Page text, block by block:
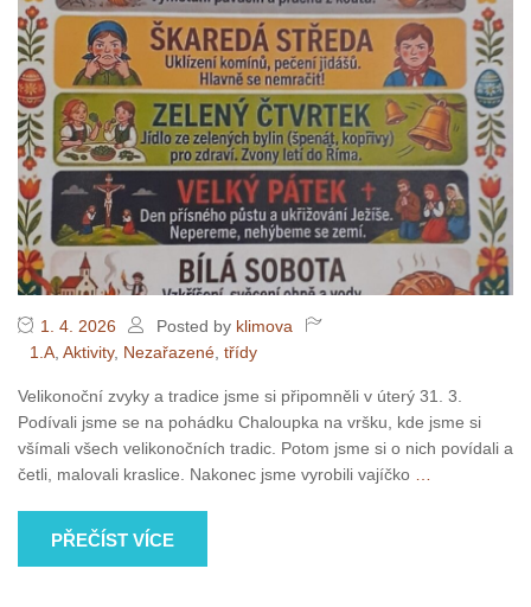
1. 4. 2026 Posted by klimova
1.A Aktivity, Nezařazené třídy
Velikonoční zvyky a tradice jsme si připomněli v úterý 31. 3.
Podívali jsme se na pohádku Chaloupka na vršku, kde jsme si
všímali všech velikonočních tradic. Potom jsme si o nich povídali a
četli, malovali kraslice. Nakonec jsme vyrobili vajíčko
PŘEČÍST VÍCE